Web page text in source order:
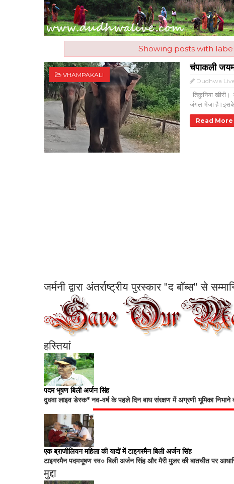
Showing posts with
VHAMPAKALI
चंपाकली
Dudhwa
तिकुनिया
जंगल भेजा है।इसके
Read More
जर्मनी द्वारा अंतर्राष्ट्रीय पुरस्कार "द बॉब्स" से
हस्तियां
पदम भूषण बिली अर्जन सिंह
दुधवा लाइव डेस्क* नव-वर्ष के पहले दिन बाघ संरक्षण में अग्रणी भूमिका
एक ब्राजीलियन महिला की यादों में टाइगरमैन बिली अर्जन सिंह
टाइगरमैन पदमभूषण स्व० बिली अर्जन सिंह और मैरी मुलर की बातचीत पर
मुद्दा